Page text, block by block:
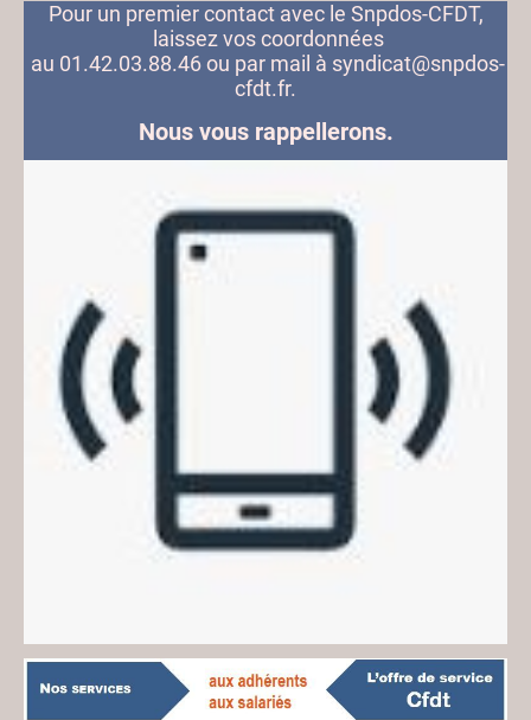
Pour un premier contact avec le Snpdos-CFDT,
laissez vos coordonnées
au 01.42.03.88.46 ou par mail à syndicat@snpdos-
cfdt.fr.
Nous vous rappellerons.